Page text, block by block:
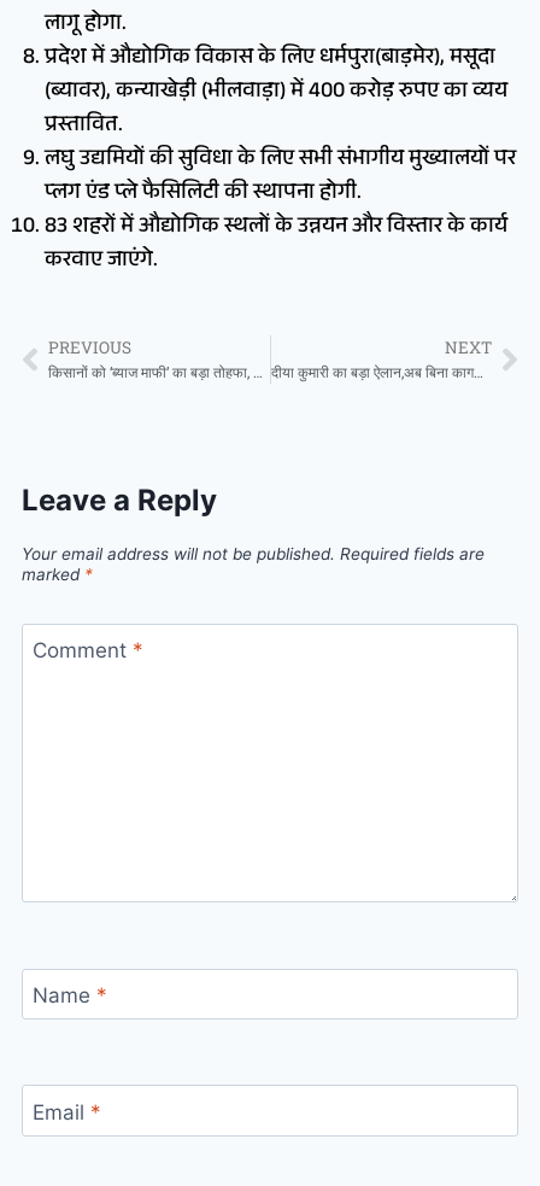
लागू होगा.
प्रदेश में औद्योगिक विकास के लिए धर्मपुरा(बाड़मेर), मसूदा
(ब्यावर), कन्याखेड़ी (भीलवाड़ा) में 400 करोड़ रुपए का व्यय
प्रस्तावित.
लघु उद्यमियों की सुविधा के लिए सभी संभागीय मुख्यालयों पर
प्लग एंड प्ले फैसिलिटी की स्थापना होगी.
83 शहरों में औद्योगिक स्थलों के उन्नयन और विस्तार के कार्य
करवाए जाएंगे.
PREVIOUS
किसानों को ‘ब्याज माफी’ का बड़ा तोहफा, मशीनों पर ₹160 करोड़ की सब्सिडी और 500 नए कस्टम हायरिंग सेंटर
NEXT
दीया कुमारी का बड़ा ऐलान,अब बिना कागज के होगा अस्पताल में फ्री इलाज! मेंटल हेल्थ पर सरकार की यह नई पहल
Leave a Reply
Your email address will not be published. Required fields are
marked *
Comment *
Name *
Email *